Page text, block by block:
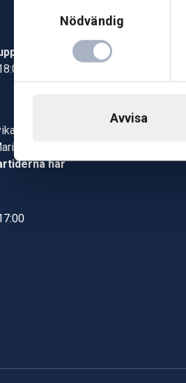
Nödvändig
Avvisa
öppettider
och
här
Butik Skövde
Kundcenter
Boka tid i